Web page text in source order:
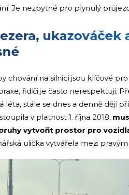
Je nezbytné pro plynulý
chování na silnici jsou klíčové
řidiči je často nerespektují.
léta, stále se dnes a denně dějí
v platnost 1. října 2018,
vytvořit prostor pro
ulička vytvářela mezi